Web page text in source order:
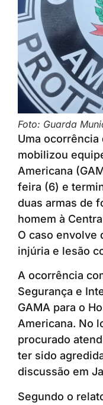
Foto: Guarda
Uma
mobilizou
Americana
feira (6) e
duas armas de
homem à
O caso envolve
injúria e lesão
A ocorrência
Segurança e
GAMA para o
Americana. No
procurado
ter sido
discussão em
Segundo o